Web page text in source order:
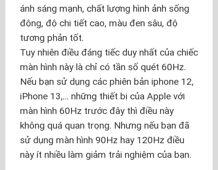
ánh sáng mạnh, chất lượng hình ảnh sống
động, độ chi tiết cao, màu đen sâu, độ
tương phản tốt.
Tuy nhiên điều đáng tiếc duy nhất của chiếc
màn hình này là chỉ có tần số quét 60Hz.
Nếu bạn sử dụng các phiên bản iphone 12,
iPhone 13,… những thiết bị của Apple với
màn hình 60Hz trước đây thì điều này
không quá quan trọng. Nhưng nếu bạn đã
sử dụng màn hình 90Hz hay 120Hz điều
này ít nhiều làm giảm trải nghiệm của bạn.